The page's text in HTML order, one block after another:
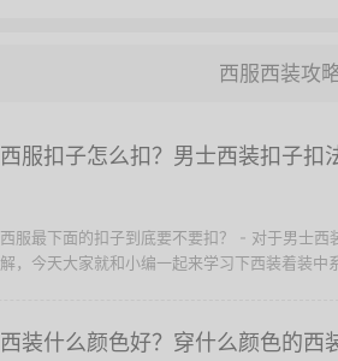
西服西装攻
西服扣子怎么扣？男士西装扣子扣
西服最下面的扣子到底要不要扣？ - 对于男士
解，今天大家就和小编一起来学习下西装着装中
西装什么颜色好？穿什么颜色的西